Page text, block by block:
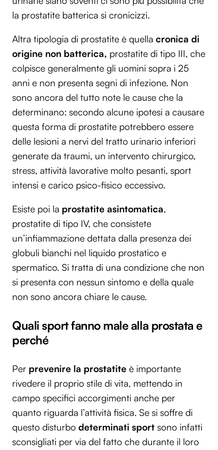
la prostatite batterica si cronicizzi.
Altra tipologia di prostatite è quella cronica di
origine non batterica, prostatite di tipo III, che
colpisce generalmente gli uomini sopra i 25
anni e non presenta segni di infezione. Non
sono ancora del tutto note le cause che la
determinano: secondo alcune ipotesi a causare
questa forma di prostatite potrebbero essere
delle lesioni a nervi del tratto urinario inferiori
generate da traumi, un intervento chirurgico,
stress, attività lavorative molto pesanti, sport
intensi e carico psico-fisico eccessivo.
Esiste poi la prostatite asintomatica,
prostatite di tipo IV, che consistete
un’infiammazione dettata dalla presenza dei
globuli bianchi nel liquido prostatico e
spermatico. Si tratta di una condizione che non
si presenta con nessun sintomo e della quale
non sono ancora chiare le cause.
Quali sport fanno male alla prostata e
perché
Per prevenire la prostatite è importante
rivedere il proprio stile di vita, mettendo in
campo specifici accorgimenti anche per
quanto riguarda l’attività fisica. Se si soffre di
questo disturbo determinati sport sono infatti
sconsigliati per via del fatto che durante il loro